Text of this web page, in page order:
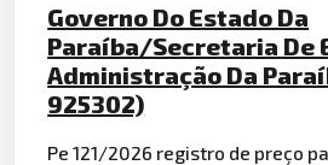
Governo Do Estado Da
Paraíba/Secretaria De
Administração Da
925302)
Pe 121/2026 registro de preço